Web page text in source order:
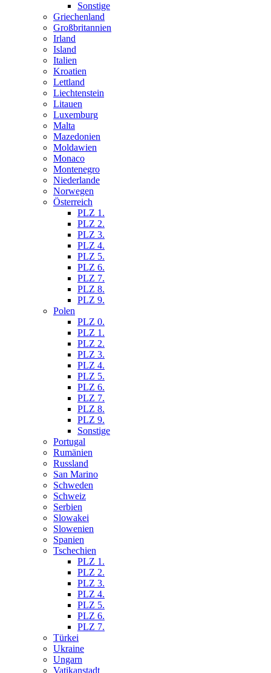
Sonstige
Griechenland
Großbritannien
Irland
Island
Italien
Kroatien
Lettland
Liechtenstein
Litauen
Luxemburg
Malta
Mazedonien
Moldawien
Monaco
Montenegro
Niederlande
Norwegen
Österreich
PLZ 1.
PLZ 2.
PLZ 3.
PLZ 4.
PLZ 5.
PLZ 6.
PLZ 7.
PLZ 8.
PLZ 9.
Polen
PLZ 0.
PLZ 1.
PLZ 2.
PLZ 3.
PLZ 4.
PLZ 5.
PLZ 6.
PLZ 7.
PLZ 8.
PLZ 9.
Sonstige
Portugal
Rumänien
Russland
San Marino
Schweden
Schweiz
Serbien
Slowakei
Slowenien
Spanien
Tschechien
PLZ 1.
PLZ 2.
PLZ 3.
PLZ 4.
PLZ 5.
PLZ 6.
PLZ 7.
Türkei
Ukraine
Ungarn
Vatikanstadt